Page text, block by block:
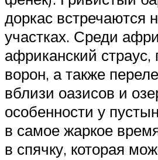
доркас встречаются
участках. Среди
африканский
ворон, а также
вблизи оазисов и
особенности у
в самое жаркое
в спячку, которая